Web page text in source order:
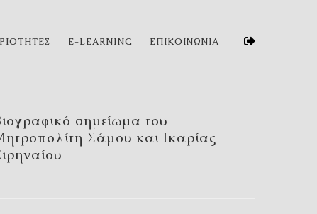
E-LEARNING ΕΠΙΚΟΙΝΩΝΙΑ
σημείωμα του
Σάμου και Ικαρίας